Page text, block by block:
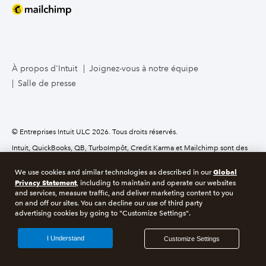
À propos d'Intuit
Joignez-vous à notre équipe
Salle de presse
© Entreprises Intuit ULC 2026. Tous droits réservés.
Intuit, QuickBooks, QB, TurboImpôt, Credit Karma et Mailchimp sont des
À propos des témoins Gérer les témoins
Légals Confidentialité Sécurité RGPD
We use cookies and similar technologies as described in ourGlobal
Privacy Statement, including to maintain and operate our websites
and services, measure traffic, and deliver marketing content to you
on and off our sites. You can decline our use of third party
advertising cookies by going to "Customize Settings".
Customize Settings
I Understand